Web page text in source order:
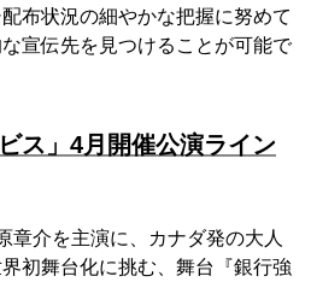
布状況の細やかな把握に努めて
宣伝先を見つけることが可能で
ス」4月開催公演ライン
章介を主演に、カナダ発の大人
初舞台化に挑む、舞台『銀行強